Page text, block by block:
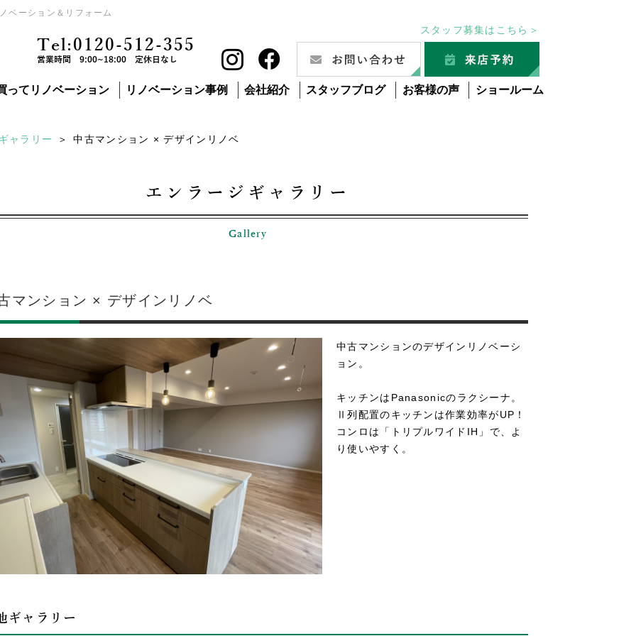
ベーション＆リフォーム
スタッフ募集はこちら＞
Tel:0120-512-355
営業時間 9:00~18:00 定休日なし
ってリノベーション リノベーション事例 会社紹介 スタッフブログ お客様の声 ショールーム
ャラリー 中古マンション × デザインリノベ
エンラージギャラリー
Gallery
マンション × デザインリノベ
中古マンションのデザインリノベーシ
ョン。
キッチンはPanasonicのラクシーナ。
Ⅱ列配置のキッチンは作業効率がUP！
コンロは「トリプルワイドIH」で、よ
り使いやすく。
ギャラリー